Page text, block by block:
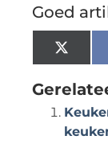
Goed
X